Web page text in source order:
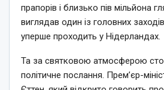
прапорів і близько пів мільйона
виглядав один із головних
уперше проходить у Нідерландах.
Та за святковою атмосферою
політичне послання. Прем’єр-